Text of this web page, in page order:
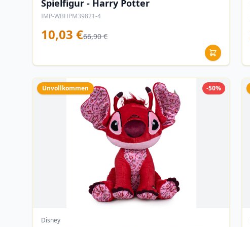
Spielfigur - Harry Potter
IMP-WBHPM39821-4
10,03 €66,90 €
Unvollkommen -50%
Disney